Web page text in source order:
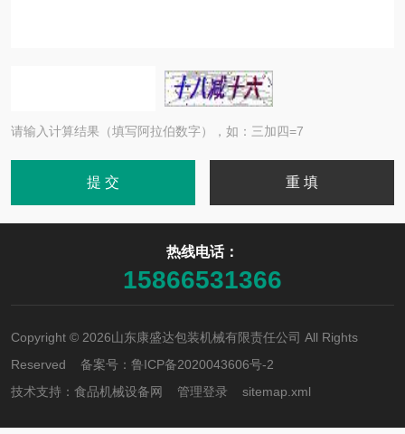
请输入计算结果（填写阿拉伯数字），如：三加四=7
热线电话：
15866531366
Copyright © 2026山东康盛达包装机械有限责任公司 All Rights
Reserved 备案号： 鲁ICP备2020043606号-2
技术支持： 食品机械设备网 管理登录 sitemap.xml